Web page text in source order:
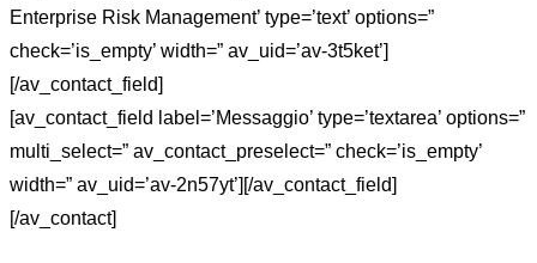
Enterprise Risk Management’ type=’text’ options=”
check=’is_empty’ width=” av_uid=’av-3t5ket’]
[/av_contact_field]
[av_contact_field label=’Messaggio’ type=’textarea’ options=”
multi_select=” av_contact_preselect=” check=’is_empty’
width=” av_uid=’av-2n57yt’][/av_contact_field]
[/av_contact]